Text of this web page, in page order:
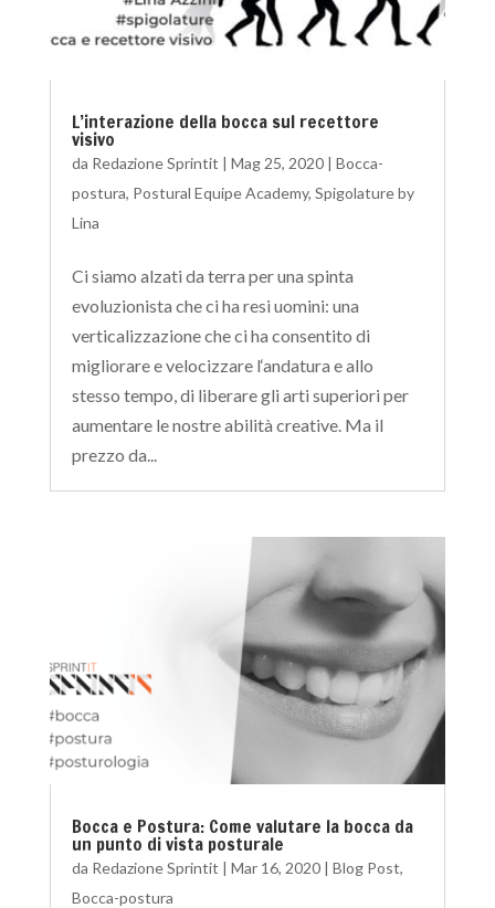
L’interazione della bocca sul recettore
visivo
da Redazione Sprintit | Mag 25, 2020| Bocca-
postura, Postural Equipe Academy, Spigolature by
Lina
Ci siamo alzati da terra per una spinta
evoluzionista che ci ha resi uomini: una
verticalizzazione che ci ha consentito di
migliorare e velocizzare l‘andatura e allo
stesso tempo, di liberare gli arti superiori per
aumentare le nostre abilità creative. Ma il
prezzo da...
Bocca e Postura: Come valutare la bocca da
un punto di vista posturale
da Redazione Sprintit | Mar 16, 2020| Blog Post,
Bocca-postura